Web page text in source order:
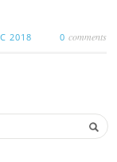
2018 0 comments